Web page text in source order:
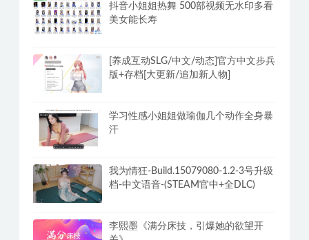
抖音小姐姐热舞 500部视频无水印多看
美女能长寿
[养成互动SLG/中文/动态]官方中文步兵
版+存档[大更新/追加新人物]
学习性感小姐姐做瑜伽几个动作全身暴
汗
我为情狂-Build.15079080-1.2-3号升级
档-中文语音-(STEAM官中+全DLC)
李熙墨《满分床技，引爆她的欲望开